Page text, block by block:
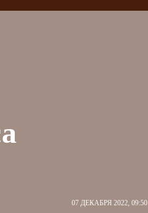
07 ДЕКАБРЯ 2022, 09:50